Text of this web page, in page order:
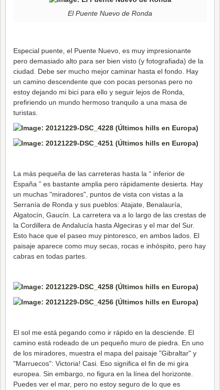
El Puente Nuevo de Ronda
Especial puente, el Puente Nuevo, es muy impresionante
pero demasiado alto para ser bien visto (y fotografiada) de la
ciudad. Debe ser mucho mejor caminar hasta el fondo. Hay
un camino descendente que con pocas personas pero no
estoy dejando mi bici para ello y seguir lejos de Ronda,
prefiriendo un mundo hermoso tranquilo a una masa de
turistas.
La más pequeña de las carreteras hasta la “ inferior de
España ” es bastante amplia pero rápidamente desierta. Hay
un muchas "miradores", puntos de vista con vistas a la
Serranía de Ronda y sus pueblos: Atajate, Benalauría,
Algatocín, Gaucín. La carretera va a lo largo de las crestas de
la Cordillera de Andalucía hasta Algeciras y el mar del Sur.
Esto hace que el paseo muy pintoresco, en ambos lados. El
paisaje aparece como muy secas, rocas e inhóspito, pero hay
cabras en todas partes.
El sol me está pegando como ir rápido en la desciende. El
camino está rodeado de un pequeño muro de piedra. En uno
de los miradores, muestra el mapa del paisaje "Gibraltar" y
"Marruecos": Victoria! Casi. Eso significa el fin de mi gira
europea. Sin embargo, no figura en la línea del horizonte.
Puedes ver el mar, pero no estoy seguro de lo que es